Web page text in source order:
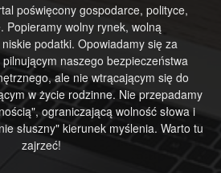
poświęcony gospodarce, polityce,
Popieramy wolny rynek, wolną
podatki. Opowiadamy się za
naszego bezpieczeństwa
ale nie wtrącającym się do
w życie rodzinne. Nie przepadamy
ograniczającą wolność słowa i
słuszny" kierunek myślenia. Warto tu
zajrzeć!